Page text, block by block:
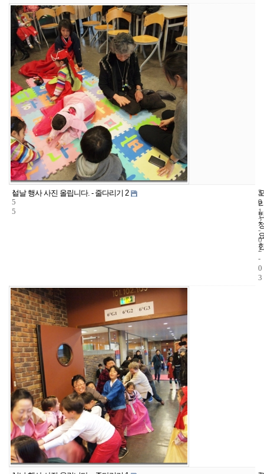
1
5
5
설날 행사 사진 올립니다. - 줄다리기 2
5
0
2
0
1
2
-
0
2
-
0
3